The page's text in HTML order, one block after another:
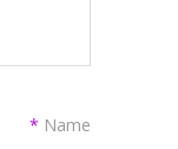
Name
*